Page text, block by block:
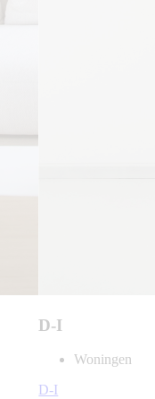
D-I
Woningen
D-I